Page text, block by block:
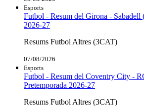
Esports
Futbol - Resum del Girona - Sabadell
2026-27
Resums Futbol Altres (3CAT)
07/08/2026
Esports
Futbol - Resum del Coventry City -
Pretemporada 2026-27
Resums Futbol Altres (3CAT)